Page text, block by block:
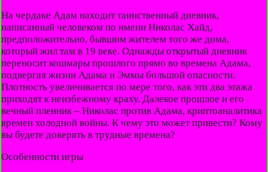
На чердаке Адам находит таинственный дневник,
написанный человеком по имени Николас Хайд,
предположительно, бывшим жителем того же дома,
который жил там в 19 веке. Однажды открытый дневник
переносит кошмары прошлого прямо во времена Адама,
подвергая жизни Адама и Эммы большой опасности.
Плотность увеличивается по мере того, как эти два этажа
приходят к неизбежному краху. Далекое прошлое и его
вечный пленник – Николас против Адама, криптоаналитика
времен холодной войны. К чему это может привести? Кому
вы будете доверять в трудные времена?
Особенности игры